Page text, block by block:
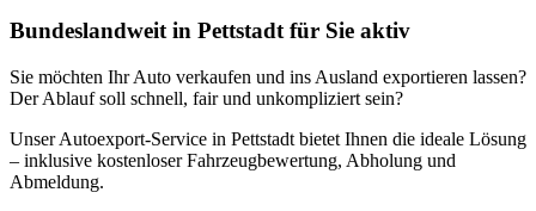
Bundeslandweit in Pettstadt für Sie aktiv
Sie möchten Ihr Auto verkaufen und ins Ausland exportieren lassen?
Der Ablauf soll schnell, fair und unkompliziert sein?
Unser Autoexport-Service in Pettstadt bietet Ihnen die ideale Lösung
– inklusive kostenloser Fahrzeugbewertung, Abholung und
Abmeldung.